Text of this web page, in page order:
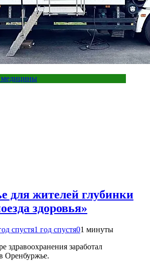
медицины
для жителей глубинки
здоровья»
спустя1 год спустя01 минуты
здравоохранения заработал
Оренбуржье.